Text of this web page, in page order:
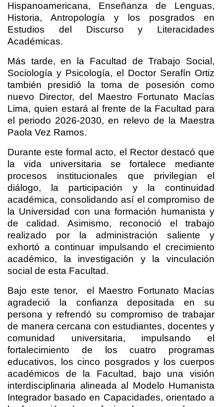
Hispanoamericana, Enseñanza de Lenguas,
Historia, Antropología y los posgrados en
Estudios del Discurso y Literacidades
Académicas.
Más tarde, en la Facultad de Trabajo Social,
Sociología y Psicología, el Doctor Serafín Ortiz
también presidió la toma de posesión como
nuevo Director, del Maestro Fortunato Macías
Lima, quien estará al frente de la Facultad para
el periodo 2026-2030, en relevo de la Maestra
Paola Vez Ramos.
Durante este formal acto, el Rector destacó que
la vida universitaria se fortalece mediante
procesos institucionales que privilegian el
diálogo, la participación y la continuidad
académica, consolidando así el compromiso de
la Universidad con una formación humanista y
de calidad. Asimismo, reconoció el trabajo
realizado por la administración saliente y
exhortó a continuar impulsando el crecimiento
académico, la investigación y la vinculación
social de esta Facultad.
Bajo este tenor,
el Maestro Fortunato Macías
agradeció la confianza depositada en su
persona y refrendó su compromiso de trabajar
de manera cercana con estudiantes, docentes y
comunidad universitaria, impulsando el
fortalecimiento de los cuatro programas
educativos, los cinco posgrados y los cuerpos
académicos de la Facultad, bajo una visión
interdisciplinaria alineada al Modelo Humanista
Integrador basado en Capacidades, orientado a